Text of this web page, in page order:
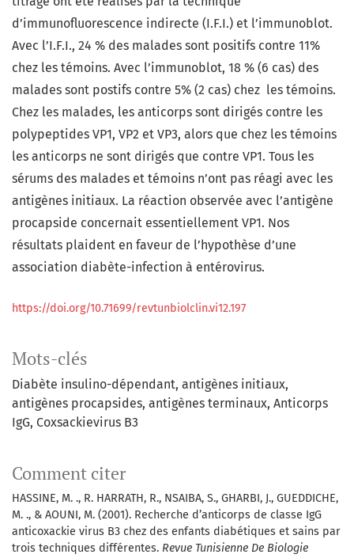
Mots-clés
Diabète insulino-dépendant antigènes initiaux
antigènes procapsides antigènes terminaux Anticorps
IgG Coxsackievirus B3
Comment citer
HASSINE, M. ., R. HARRATH, R., NSAIBA, S., GHARBI, J., GUEDDICHE,
M. ., & AOUNI, M. (2001). Recherche d’anticorps de classe IgG
anticoxackie virus B3 chez des enfants diabétiques et sains par
trois techniques différentes. Revue Tunisienne De Biologie
d’immunofluorescence indirecte (I.F.I.) et l’immunoblot.
Avec l’I.F.I., 24 % des malades sont positifs contre 11%
chez les témoins. Avec l’immunoblot, 18 % (6 cas) des
malades sont postifs contre 5% (2 cas) chez les témoins.
Chez les malades, les anticorps sont dirigés contre les
polypeptides VP1, VP2 et VP3, alors que chez les témoins
les anticorps ne sont dirigés que contre VP1. Tous les
sérums des malades et témoins n’ont pas réagi avec les
antigènes initiaux. La réaction observée avec l’antigène
procapside concernait essentiellement VP1. Nos
résultats plaident en faveur de l’hypothèse d’une
association diabète-infection à entérovirus.
https://doi.org/10.71699/revtunbiolclin.vi12.197